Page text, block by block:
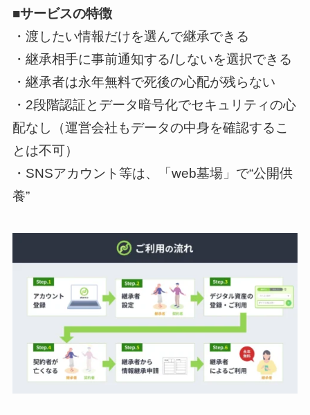
■サービスの特徴
・渡したい情報だけを選んで継承できる
・継承相手に事前通知する/しないを選択できる
・継承者は永年無料で死後の心配が残らない
・2段階認証とデータ暗号化でセキュリティの心
配なし（運営会社もデータの中身を確認するこ
とは不可）
・SNSアカウント等は、「web墓場」で“公開供
養”